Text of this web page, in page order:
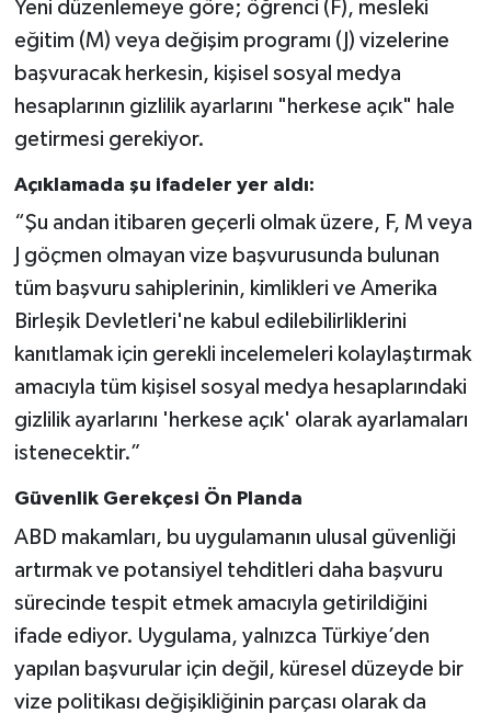
Yeni düzenlemeye göre; öğrenci (F), mesleki
eğitim (M) veya değişim programı (J) vizelerine
başvuracak herkesin, kişisel sosyal medya
hesaplarının gizlilik ayarlarını "herkese açık" hale
getirmesi gerekiyor.
Açıklamada şu ifadeler yer aldı:
“Şu andan itibaren geçerli olmak üzere, F, M veya
J göçmen olmayan vize başvurusunda bulunan
tüm başvuru sahiplerinin, kimlikleri ve Amerika
Birleşik Devletleri'ne kabul edilebilirliklerini
kanıtlamak için gerekli incelemeleri kolaylaştırmak
amacıyla tüm kişisel sosyal medya hesaplarındaki
gizlilik ayarlarını 'herkese açık' olarak ayarlamaları
istenecektir.”
Güvenlik Gerekçesi Ön Planda
ABD makamları, bu uygulamanın ulusal güvenliği
artırmak ve potansiyel tehditleri daha başvuru
sürecinde tespit etmek amacıyla getirildiğini
ifade ediyor. Uygulama, yalnızca Türkiye’den
yapılan başvurular için değil, küresel düzeyde bir
vize politikası değişikliğinin parçası olarak da